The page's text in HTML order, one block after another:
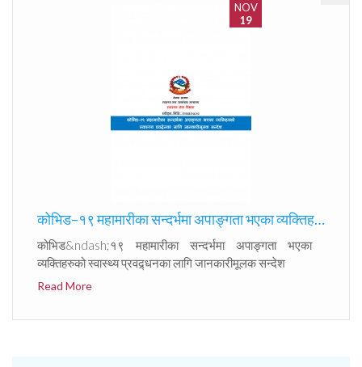
NOV
19
कोभिड–१९ महामारीका सन्दर्भमा अपाङ्गता भएका व्यक्तिहरुको स्वास्थ्य प्रवद्र्धनका लागि जानकारीमूलक सन्देश
कोभिड&ndash;१९ महामारीका सन्दर्भमा अपाङ्गता भएका
व्यक्तिहरुको स्वास्थ्य प्रवद्र्धनका लागि जानकारीमूलक सन्देश
Read More